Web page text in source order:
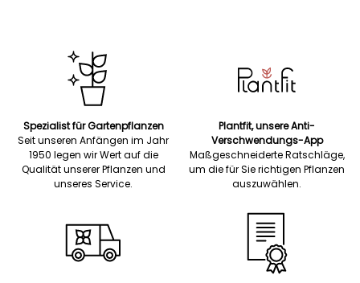
Spezialist für Gartenpflanzen
Seit unseren Anfängen im Jahr
1950 legen wir Wert auf die
Qualität unserer Pflanzen und
unseres Service.
Plantfit, unsere Anti-
Verschwendungs-App
Maßgeschneiderte Ratschläge,
um die für Sie richtigen Pflanzen
auszuwählen.